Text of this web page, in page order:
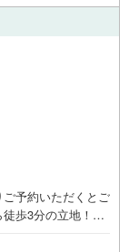
予約いただくとご
歩3分の立地！青